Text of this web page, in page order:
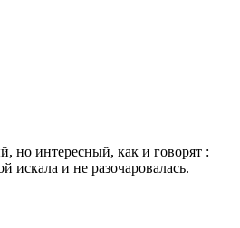
но интересный, как и говорят :
искала и не разочаровалась.